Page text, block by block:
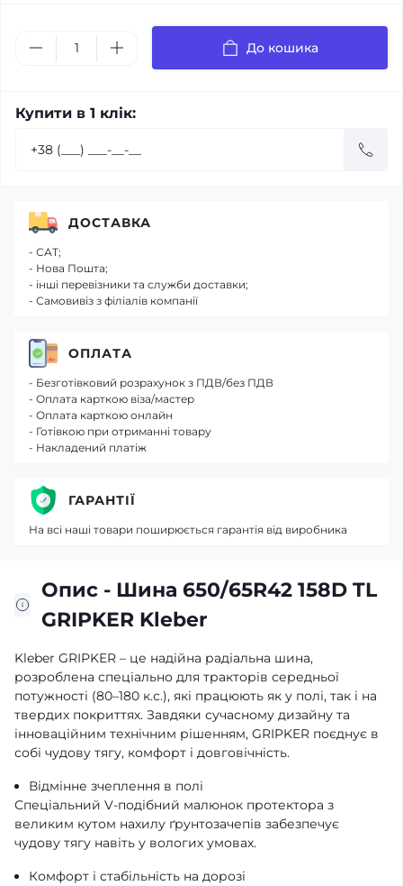
До кошика
Купити в 1 клік:
Опис - Шина 650/65R42 158D TL
GRIPKER Kleber
Kleber GRIPKER – це надійна радіальна шина,
розроблена спеціально для тракторів середньої
потужності (80–180 к.с.), які працюють як у полі, так і на
твердих покриттях. Завдяки сучасному дизайну та
інноваційним технічним рішенням, GRIPKER поєднує в
собі чудову тягу, комфорт і довговічність.
Відмінне зчеплення в полі
Спеціальний V-подібний малюнок протектора з
великим кутом нахилу ґрунтозачепів забезпечує
чудову тягу навіть у вологих умовах.
Комфорт і стабільність на дорозі
ДОСТАВКА
- САТ;
- Нова Пошта;
- інші перевізники та служби доставки;
- Самовивіз з філіалів компанії
ОПЛАТА
- Безготівковий розрахунок з ПДВ/без ПДВ
- Оплата карткою віза/мастер
- Оплата карткою онлайн
- Готівкою при отриманні товару
- Накладений платіж
ГАРАНТІЇ
На всі наші товари поширюється гарантія від виробника